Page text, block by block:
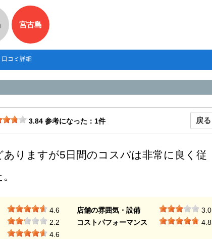
宮古島
口コミ詳細
3.84 参考になった： 1件 戻る
りますが5日間のコスパは非常に良く従
4.6 店舗の雰囲気・設備
3.0
2.2 コストパフォーマンス
4.8
4.6